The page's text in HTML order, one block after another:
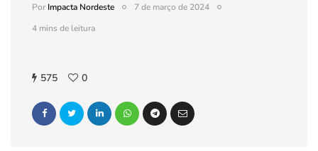
PorImpacta Nordeste
7 de março de 2024
4 mins de leitura
575 0